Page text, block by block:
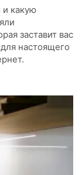
и какую
заставит вас
настоящего